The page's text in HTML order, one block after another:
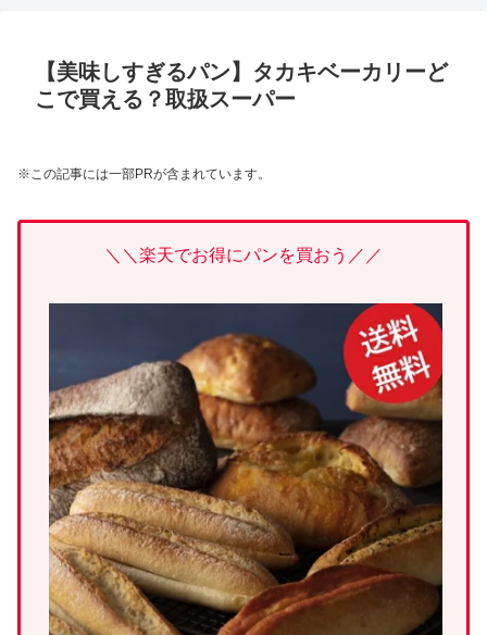
【美味しすぎるパン】タカキベーカリーど
こで買える？取扱スーパー
※この記事には一部PRが含まれています。
＼＼楽天でお得にパンを買おう／／